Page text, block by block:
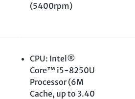
(5400rpm)
CPU: Intel®
Core™ i5-8250U
Processor (6M
Cache, up to 3.40